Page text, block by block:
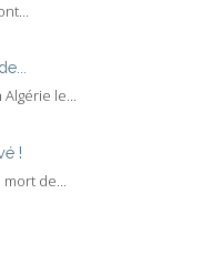
le...
!
de...